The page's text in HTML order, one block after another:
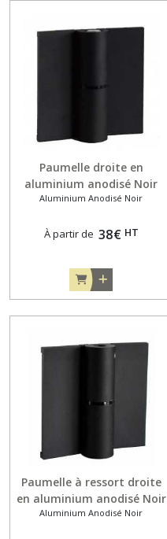
Paumelle droite en
aluminium anodisé Noir
pour porte en applique de
Aluminium Anodisé Noir
À partir de 38€ HT
Paumelle à ressort droite
en aluminium anodisé Noir
pour porte en applique de
Aluminium Anodisé Noir